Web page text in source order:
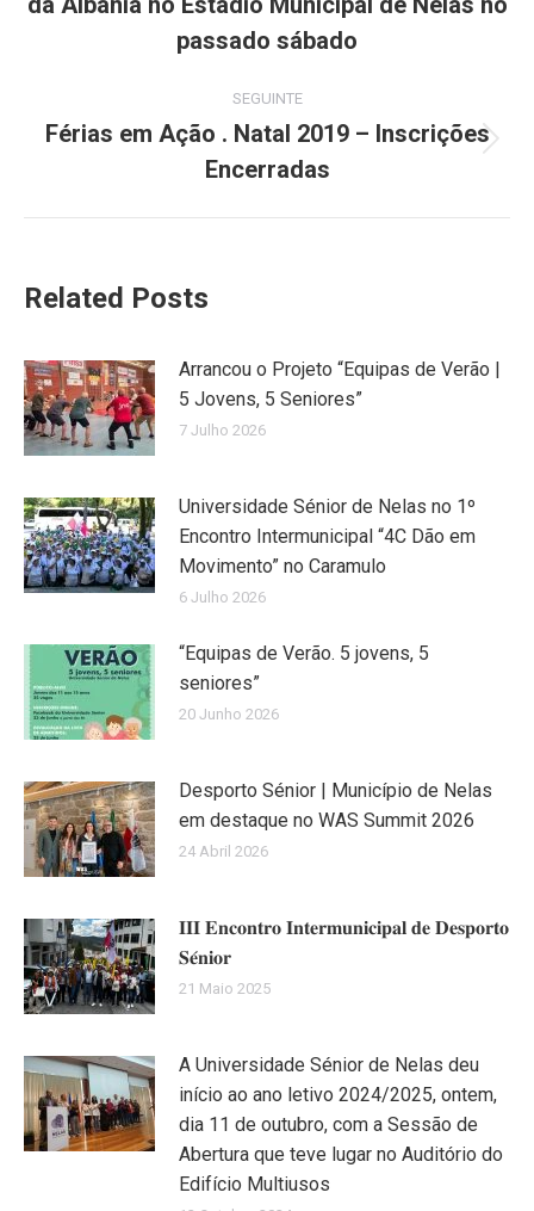
post:
passado sábado
SEGUINTE
post:
Férias em Ação . Natal 2019 – Inscrições
Encerradas
Related Posts
Arrancou o Projeto “Equipas de Verão |
5 Jovens, 5 Seniores”
7 Julho 2026
Universidade Sénior de Nelas no 1º
Encontro Intermunicipal “4C Dão em
Movimento” no Caramulo
6 Julho 2026
“Equipas de Verão. 5 jovens, 5
seniores”
20 Junho 2026
Desporto Sénior | Município de Nelas
em destaque no WAS Summit 2026
24 Abril 2026
𝐈𝐈𝐈 𝐄𝐧𝐜𝐨𝐧𝐭𝐫𝐨 𝐈𝐧𝐭𝐞𝐫𝐦𝐮𝐧𝐢𝐜𝐢𝐩𝐚𝐥 𝐝𝐞 𝐃𝐞𝐬𝐩𝐨𝐫𝐭𝐨
𝐒𝐞́𝐧𝐢𝐨𝐫
21 Maio 2025
A Universidade Sénior de Nelas deu
início ao ano letivo 2024/2025, ontem,
dia 11 de outubro, com a Sessão de
Abertura que teve lugar no Auditório do
Edifício Multiusos